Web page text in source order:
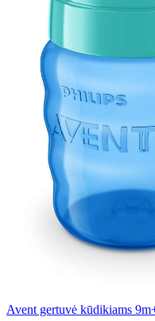
Avent gertuvė kūdikiams